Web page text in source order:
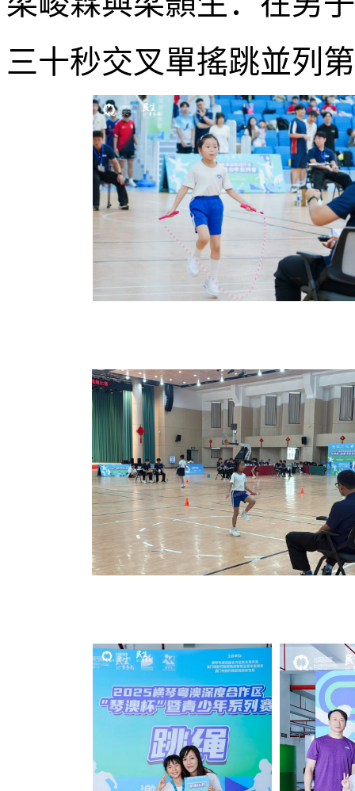
三十秒交叉單搖跳並列